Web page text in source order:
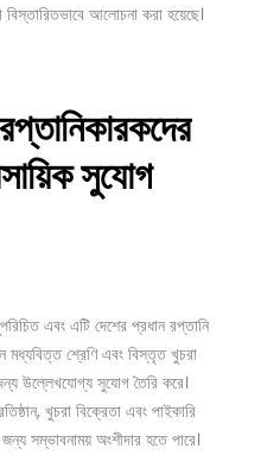
বিস্তারিতভাবে আলোচনা করা হয়েছে।
রপ্তানিকারকদের
সুযোগ
এবং এটি দেশের প্রধান রপ্তানি
মধ্যবিত্ত শ্রেণি এবং বিস্তৃত খুচরা
উল্লেখযোগ্য সুযোগ তৈরি করে।
খুচরা বিক্রেতা এবং পাইকারি
সম্ভাবনাময় অংশীদার হতে পারে।